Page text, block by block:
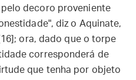
decoro proveniente
diz o Aquinate,
ora, dado que o torpe
corresponderá de
que tenha por objeto